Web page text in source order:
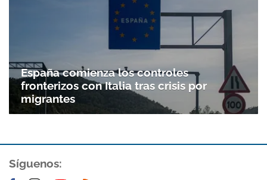
España comienza los controles
fronterizos con Italia tras crisis por
migrantes
Síguenos: